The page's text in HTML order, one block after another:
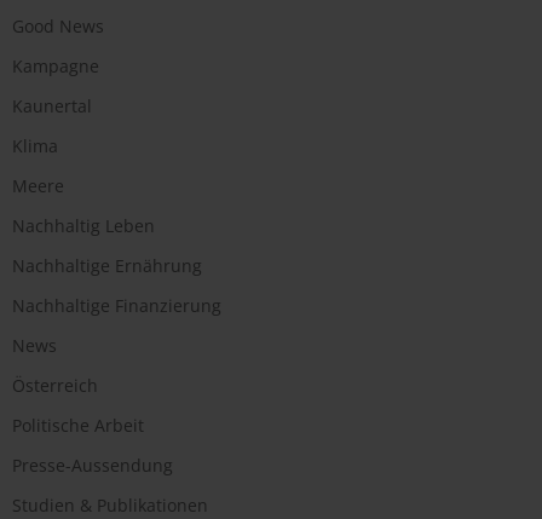
Good News
Kampagne
Kaunertal
Klima
Meere
Nachhaltig Leben
Nachhaltige Ernährung
Nachhaltige Finanzierung
News
Österreich
Politische Arbeit
Presse-Aussendung
Studien & Publikationen